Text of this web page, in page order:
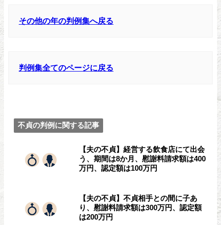
その他の年の判例集へ戻る
判例集全てのページに戻る
不貞の判例に関する記事
【夫の不貞】経営する飲食店にて出会
う、期間は8か月、慰謝料請求額は400
万円、認定額は100万円
【夫の不貞】不貞相手との間に子あ
り、慰謝料請求額は300万円、認定額
は200万円